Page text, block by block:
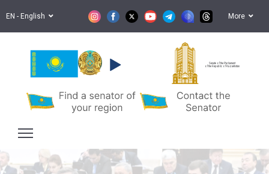
EN - English More
Senate of the Parliament
of the Republic of Kazakhstan